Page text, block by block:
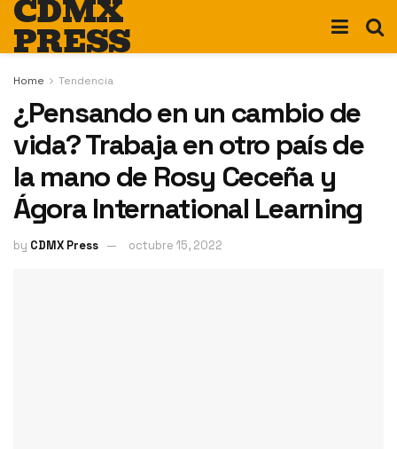
CDMX
PRESS
Home Tendencia
¿Pensando en un cambio de
vida? Trabaja en otro país de
la mano de Rosy Ceceña y
Ágora International Learning
by CDMX Press octubre 15, 2022